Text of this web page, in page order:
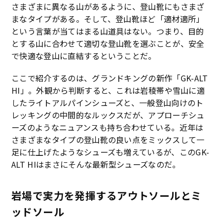
さまざまに異なる山があるように、登山靴にもさまざ
まなタイプがある。そして、登山靴ほど「適材適所」
という言葉が当てはまる山道具はない。つまり、目的
とする山に合わせて適切な登山靴を選ぶことが、安全
で快適な登山に直結するということだ。
ここで紹介するのは、グランドキングの新作「GK-ALT
HI」。外観から判断すると、これは岩稜帯や雪山に適
したライトアルパインシューズと、一般登山向けのト
レッキングの中間的なルックスだが、アプローチシュ
ーズのようなニュアンスも持ち合わせている。近年は
さまざまなタイプの登山靴の良い点をミックスして一
足に仕上げたようなシューズも増えているが、このGK-
ALT HIはまさにそんな最新型シューズなのだ。
岩場で実力を発揮するアウトソールとミ
ッドソール